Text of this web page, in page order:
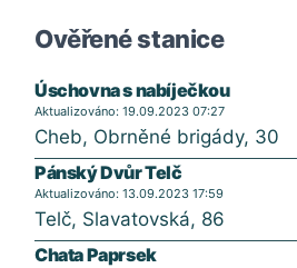
Ověřené stanice
Úschovna s nabíječkou
Aktualizováno: 19.09.2023 07:27
Cheb, Obrněné brigády, 30
Pánský Dvůr Telč
Aktualizováno: 13.09.2023 17:59
Telč, Slavatovská, 86
Chata Paprsek